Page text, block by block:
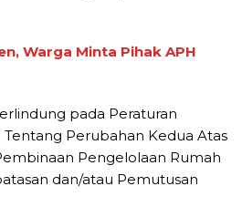
Warga Minta Pihak APH
pada Peraturan
Tentang Perubahan Kedua Atas
Pengelolaan Rumah
dan/atau Pemutusan